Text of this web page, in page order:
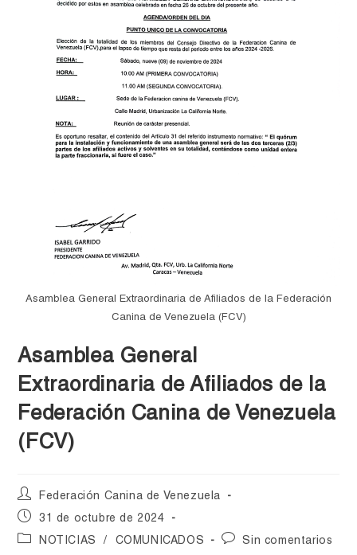
Asamblea General Extraordinaria de Afiliados de la Federación
Canina de Venezuela (FCV)
Asamblea General
Extraordinaria de Afiliados de la
Federación Canina de Venezuela
(FCV)
Federación Canina de Venezuela
31 de octubre de 2024
NOTICIAS
/ COMUNICADOS Sin comentarios